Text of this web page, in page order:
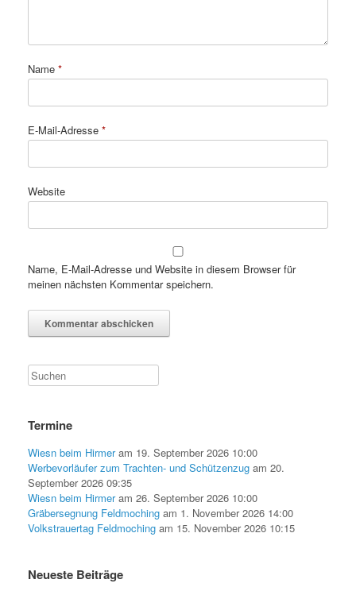
Name *
E-Mail-Adresse *
Website
Name, E-Mail-Adresse und Website in diesem Browser für
meinen nächsten Kommentar speichern.
Termine
Wiesn beim Hirmeram 19. September 2026 10:00
Werbevorläufer zum Trachten- und Schützenzug am 20.
September 2026 09:35
Wiesn beim Hirmeram 26. September 2026 10:00
Gräbersegnung Feldmoching am 1. November 2026 14:00
Volkstrauertag Feldmoching am 15. November 2026 10:15
Neueste Beiträge